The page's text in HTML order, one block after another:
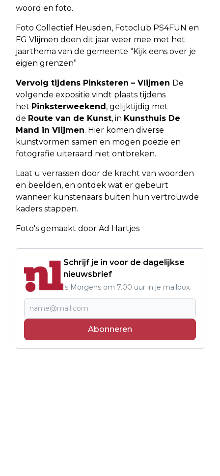
woord en foto.
Foto Collectief Heusden, Fotoclub PS4FUN en
FG Vlijmen doen dit jaar weer mee met het
jaarthema van de gemeente “Kijk eens over je
eigen grenzen”
Vervolg tijdens Pinksteren – Vlijmen De
volgende expositie vindt plaats tijdens
het Pinksterweekend, gelijktijdig met
de Route van de Kunst, in Kunsthuis De
Mand in Vlijmen. Hier komen diverse
kunstvormen samen en mogen poëzie en
fotografie uiteraard niet ontbreken.
Laat u verrassen door de kracht van woorden
en beelden, en ontdek wat er gebeurt
wanneer kunstenaars buiten hun vertrouwde
kaders stappen.
Foto's gemaakt door Ad Hartjes
Schrijf je in voor de dagelijkse
nieuwsbrief
's Morgens om 7.00 uur in je mailbox.
Abonneren